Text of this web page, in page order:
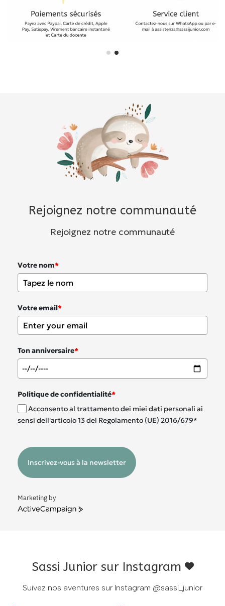
Rejoignez notre communauté
Rejoignez notre communauté
Votre nom*
Votre email*
Ton anniversaire*
Politique de confidentialité*
Acconsento al trattamento dei miei dati personali ai
sensi dell'articolo 13 del Regolamento (UE) 2016/679*
Inscrivez-vous à la newsletter
Marketing by
ActiveCampaign
Sassi Junior sur Instagram
Suivez nos aventures sur Instagram @sassi_junior